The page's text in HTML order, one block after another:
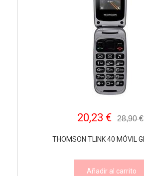
20,23 € 28,90 €
THOMSON TLINK 40 MÓVIL
Añadir al carrito